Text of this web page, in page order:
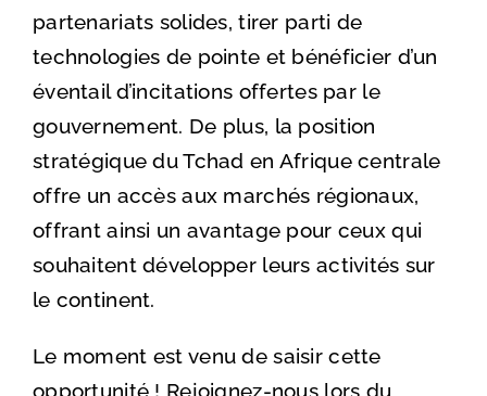
partenariats solides, tirer parti de
technologies de pointe et bénéficier d’un
éventail d’incitations offertes par le
gouvernement. De plus, la position
stratégique du Tchad en Afrique centrale
offre un accès aux marchés régionaux,
offrant ainsi un avantage pour ceux qui
souhaitent développer leurs activités sur
le continent.
Le moment est venu de saisir cette
opportunité ! Rejoignez-nous lors du